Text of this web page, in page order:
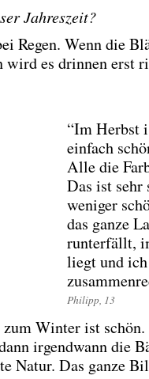
Jahreszeit?
Regen. Wenn die
wird es drinnen erst
“Im Herbst
einfach
Alle die
Das ist sehr
weniger
das ganze
runterfällt,
liegt und
Philipp, 13
Winter ist
irgendwann die
Natur. Das ganze